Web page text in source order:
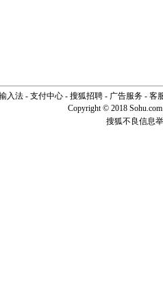
入法- 支付中心- 搜狐招聘- 广告服务- 客
Copyright © 2018
搜狐不良信息